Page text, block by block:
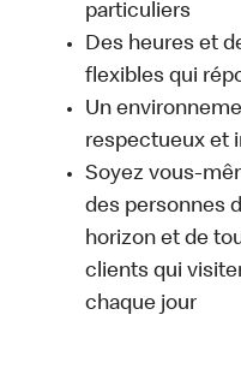
particuliers
Des heures et
flexibles qui
Un
respectueux et
Soyez vous-
des personnes
horizon et de
clients qui
chaque jour